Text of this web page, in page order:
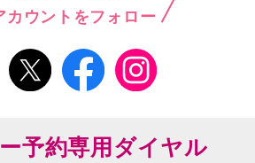
カウントをフォロー
予約専用ダイヤル